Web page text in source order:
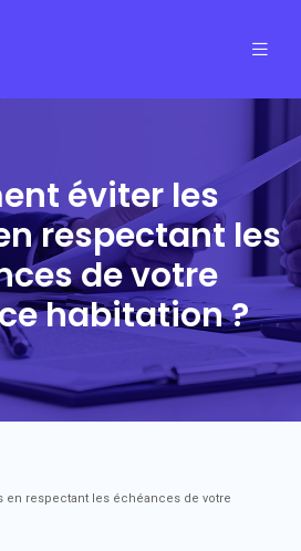
éviter les
respectant les
de votre
habitation ?
en respectant les échéances de votre